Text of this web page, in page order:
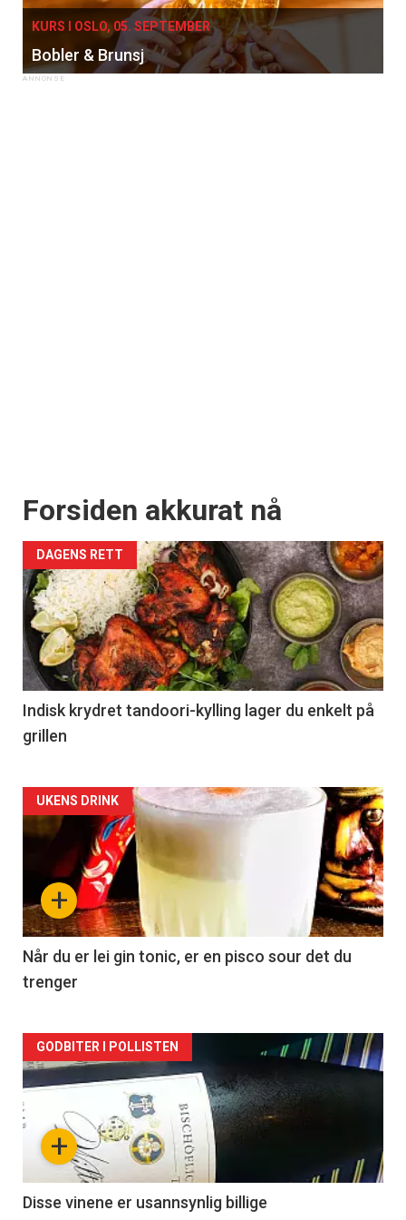
KURS I OSLO, 05. SEPTEMBER
Bobler & Brunsj
Forsiden akkurat nå
DAGENS RETT
Indisk krydret tandoori-kylling lager du enkelt på
grillen
Forsiden
akkurat
nå
-
2
+
UKENS DRINK
Når du er lei gin tonic, er en pisco sour det du
trenger
Forsiden
akkurat
nå
3
+
GODBITER I POLLISTEN
Disse vinene er usannsynlig billige